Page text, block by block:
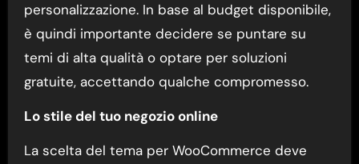
personalizzazione. In base al budget disponibile,
è quindi importante decidere se puntare su
temi di alta qualità o optare per soluzioni
gratuite, accettando qualche compromesso.
Lo stile del tuo negozio online
La scelta del tema per WooCommerce deve